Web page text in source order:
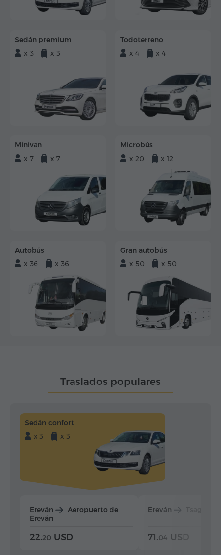
Sedán premium
x 3
x 3
Todoterreno
x 4
x 4
Minivan
x 7
x 7
Microbús
x 20
x 12
Autobús
x 36
x 36
Gran autobús
x 50
x 50
Traslados populares
Sedán confort
x 3
x 3
Ereván
Aeropuerto de
Ereván
22.20 USD
Ereván
71.04 USD